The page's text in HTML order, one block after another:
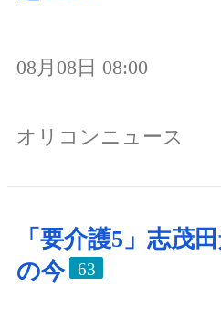
08月08日 08:00
オリコンニュース
「要介護5」志茂
の今
63